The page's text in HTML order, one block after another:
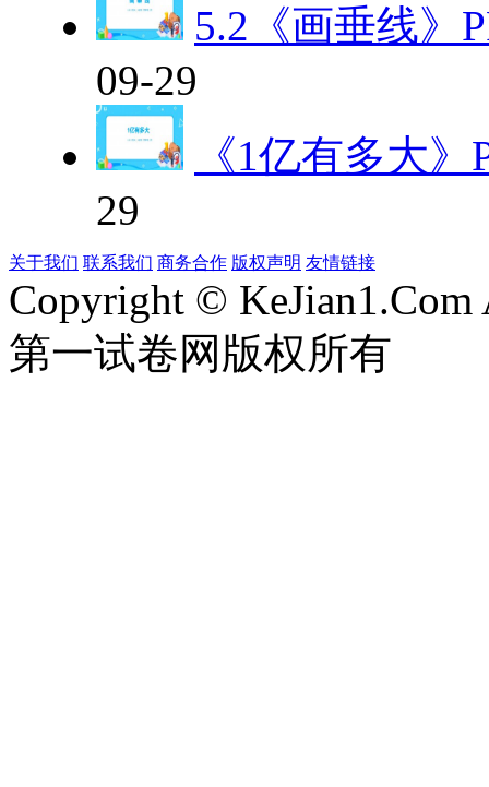
5.2《画垂线》
09-29
《1亿有多大》
29
关于我们 联系我们 商务合作 版权声明 友情链接
Copyright © KeJian1.Com
第一试卷网版权所有